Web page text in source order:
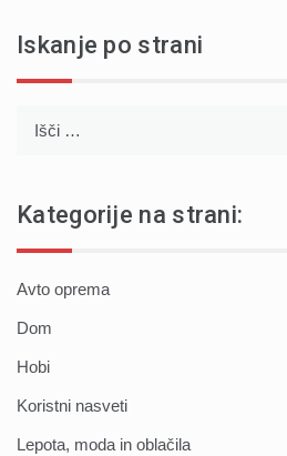
Iskanje po strani
Kategorije na strani:
Avto oprema
Dom
Hobi
Koristni nasveti
Lepota, moda in oblačila